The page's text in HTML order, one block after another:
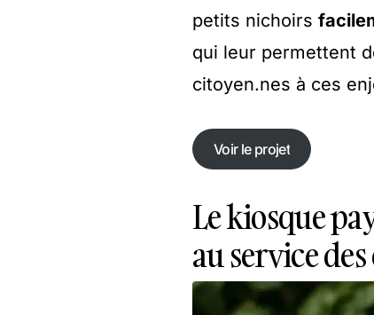
petits nichoirs
qui leur permettent
citoyen.nes à ces
Voir le projet
Voir le projet
Le kiosque
au service